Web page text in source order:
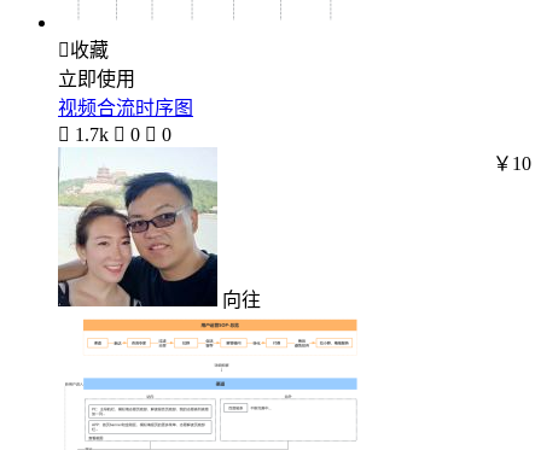
收藏
立即使用
视频合流时序图
 1.7k  0  0
向往
￥10